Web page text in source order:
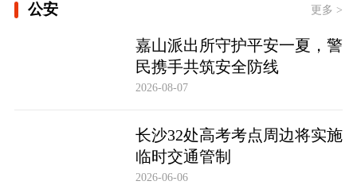
公安 更多 >
嘉山派出所守护平安一夏，警
民携手共筑安全防线
2026-08-07
长沙32处高考考点周边将实施
临时交通管制
2026-06-06